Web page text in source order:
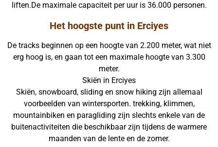
liften.De maximale capaciteit per uur is 36.000 personen.
Het hoogste punt in Erciyes
De tracks beginnen op een hoogte van 2.200 meter, wat niet
erg hoog is, en gaan tot een maximale hoogte van 3.300
meter.
Skiën in Erciyes
Skiën, snowboard, sliding en snow hiking zijn allemaal
voorbeelden van wintersporten. trekking, klimmen,
mountainbiken en paragliding zijn slechts enkele van de
buitenactiviteiten die beschikbaar zijn tijdens de warmere
maanden van de lente en de zomer.